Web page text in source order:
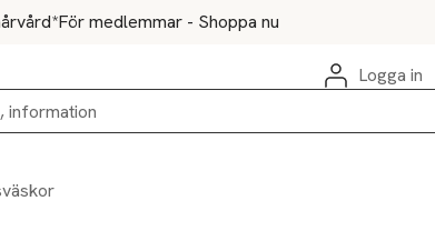
För medlemmar - Shoppa nu
Logga in